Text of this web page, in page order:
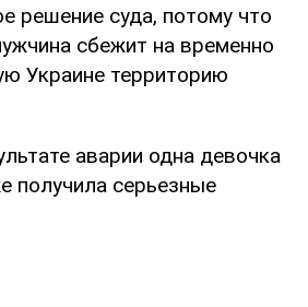
решение суда, потому что
сбежит на временно
Украине территорию
аварии одна девочка
получила серьезные